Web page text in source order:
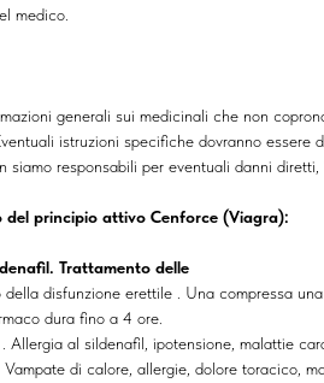
medico.
generali sui medicinali che non
istruzioni specifiche dovranno
siamo responsabili per eventuali danni
del principio attivo Cenforce (Viagra):
Trattamento delle
della disfunzione erettile . Una compressa
dura fino a 4 ore.
. Allergia al sildenafil, ipotensione, malattie
. Vampate di calore, allergie, dolore toracico,